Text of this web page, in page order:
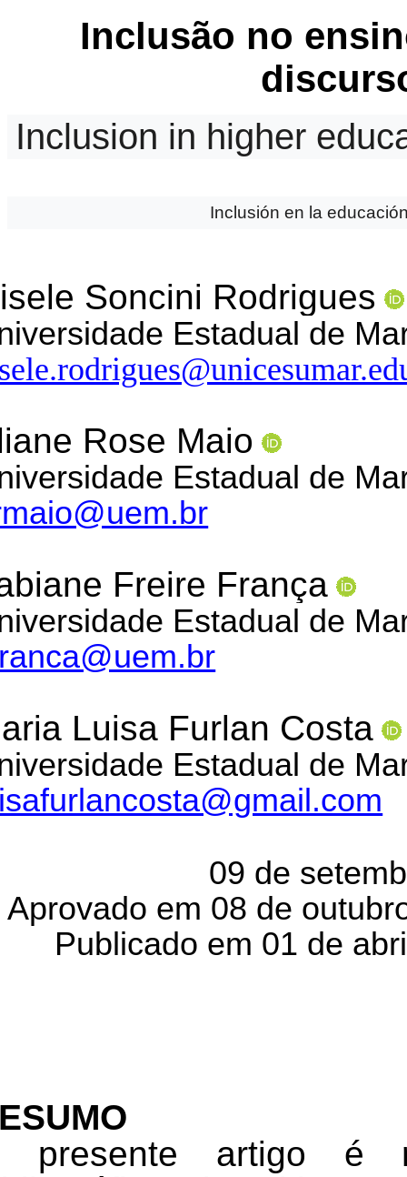
Inclusão no
Inclusion in higher
Inclusión en la
Soncini Rodrigues
Estadual de
Rose Maio
Estadual de
Freire França
Estadual de
Luisa Furlan Costa
Estadual de
09 de
Aprovado em 08 de
em 01 de
presente artigo é